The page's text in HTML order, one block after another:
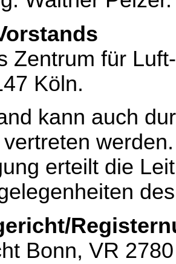
Zentrum für
Köln.
kann auch
erteilt die
Bonn, VR 2780